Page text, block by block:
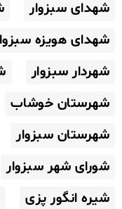
شهدای سبزوار
شهدای هویزه
شهردار سبزوار
شهرستان خوشاب
شهرستان سبزوار
شورای شهر سبزوار
شیره انگور پزی